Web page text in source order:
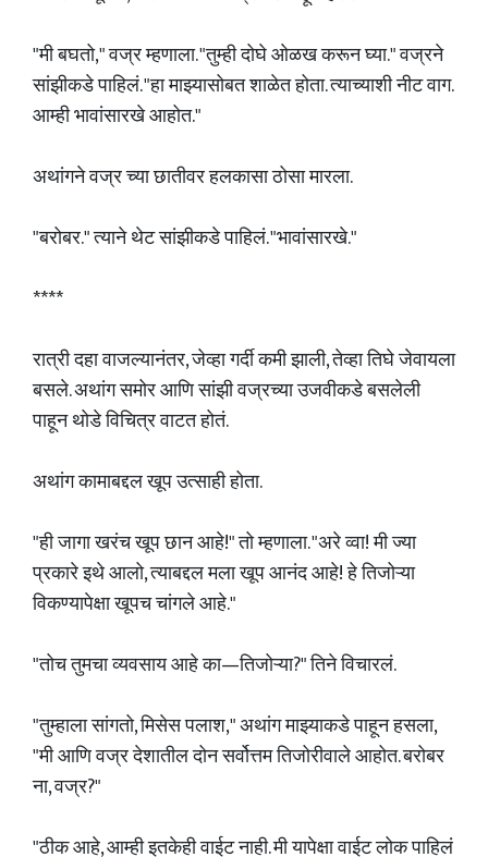
"मी बघतो," वज्र म्हणाला. "तुम्ही दोघे ओळख करून घ्या." वज्रने
सांझीकडे पाहिलं. "हा माझ्यासोबत शाळेत होता. त्याच्याशी नीट वाग.
आम्ही भावांसारखे आहोत."
अथांगने वज्र च्या छातीवर हलकासा ठोसा मारला.
"बरोबर." त्याने थेट सांझीकडे पाहिलं. "भावांसारखे."
****
रात्री दहा वाजल्यानंतर, जेव्हा गर्दी कमी झाली, तेव्हा तिघे जेवायला
बसले. अथांग समोर आणि सांझी वज्रच्या उजवीकडे बसलेली
पाहून थोडे विचित्र वाटत होतं.
अथांग कामाबद्दल खूप उत्साही होता.
"ही जागा खरंच खूप छान आहे!" तो म्हणाला. "अरे व्वा! मी ज्या
प्रकारे इथे आलो, त्याबद्दल मला खूप आनंद आहे! हे तिजोऱ्या
विकण्यापेक्षा खूपच चांगले आहे."
"तोच तुमचा व्यवसाय आहे का—तिजोऱ्या?" तिने विचारलं.
"तुम्हाला सांगतो, मिसेस पलाश," अथांग माझ्याकडे पाहून हसला,
"मी आणि वज्र देशातील दोन सर्वोत्तम तिजोरीवाले आहोत. बरोबर
ना, वज्र?"
"ठीक आहे, आम्ही इतकेही वाईट नाही. मी यापेक्षा वाईट लोक पाहिलं